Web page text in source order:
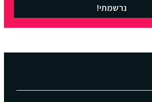
נרשמתי!